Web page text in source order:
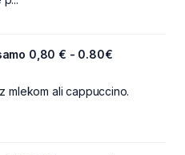
0,80 € - 0.80€
mlekom ali cappuccino.